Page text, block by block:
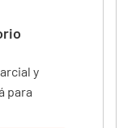
y
para